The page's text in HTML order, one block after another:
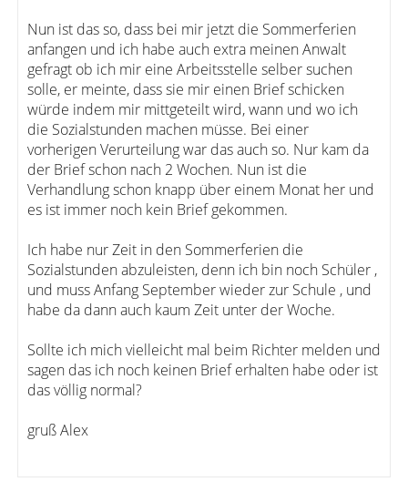
Nun ist das so, dass bei mir jetzt die Sommerferien
anfangen und ich habe auch extra meinen Anwalt
gefragt ob ich mir eine Arbeitsstelle selber suchen
solle, er meinte, dass sie mir einen Brief schicken
würde indem mir mittgeteilt wird, wann und wo ich
die Sozialstunden machen müsse. Bei einer
vorherigen Verurteilung war das auch so. Nur kam da
der Brief schon nach 2 Wochen. Nun ist die
Verhandlung schon knapp über einem Monat her und
es ist immer noch kein Brief gekommen.
Ich habe nur Zeit in den Sommerferien die
Sozialstunden abzuleisten, denn ich bin noch Schüler ,
und muss Anfang September wieder zur Schule , und
habe da dann auch kaum Zeit unter der Woche.
Sollte ich mich vielleicht mal beim Richter melden und
sagen das ich noch keinen Brief erhalten habe oder ist
das völlig normal?
gruß Alex